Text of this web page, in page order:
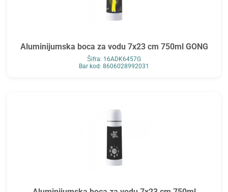
Aluminijumska boca za vodu 7x23 cm 750ml GONG
Šifra: 16ADK6457G
Bar kod: 8606028992031